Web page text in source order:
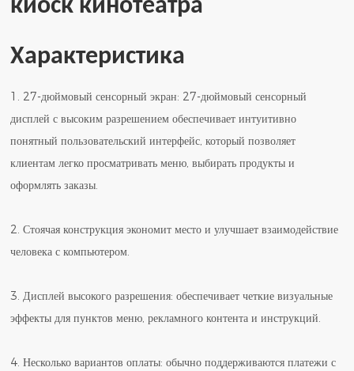
киоск кинотеатра
Характеристика
1. 27-дюймовый сенсорный экран: 27-дюймовый сенсорный
дисплей с высоким разрешением обеспечивает интуитивно
понятный пользовательский интерфейс, который позволяет
клиентам легко просматривать меню, выбирать продукты и
оформлять заказы.
2. Стоячая конструкция экономит место и улучшает взаимодействие
человека с компьютером.
3. Дисплей высокого разрешения: обеспечивает четкие визуальные
эффекты для пунктов меню, рекламного контента и инструкций.
4. Несколько вариантов оплаты: обычно поддерживаются платежи с